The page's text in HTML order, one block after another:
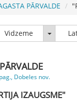
PĀRVALDE
Vidzeme
Dobeles nov.
IZAUGSME"